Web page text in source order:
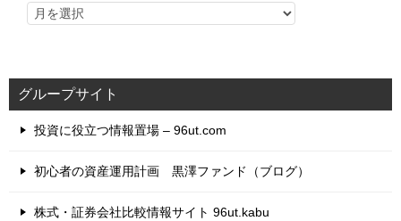
グループサイト
投資に役立つ情報置場 – 96ut.com
初心者の資産運用計画 黒澤ファンド（ブログ）
株式・証券会社比較情報サイト 96ut.kabu